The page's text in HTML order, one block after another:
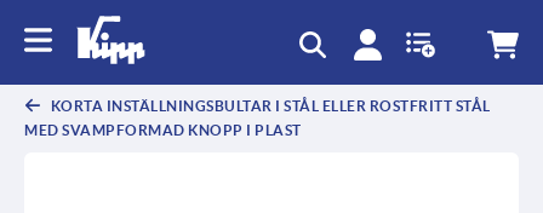
KORTA INSTÄLLNINGSBULTAR I STÅL ELLER ROSTFRITT STÅL
MED SVAMPFORMAD KNOPP I PLAST